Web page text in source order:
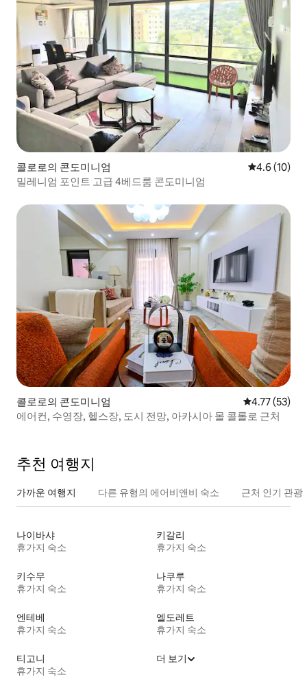
콜로로의 콘도미니엄 평점 4.6점(5
4.6 (10)
밀레니엄 포인트 고급 4베드룸 콘도미니엄
콜로로의 콘도미니엄 평점 4.77점
4.77 (53)
에어컨, 수영장, 헬스장, 도시 전망, 아카시아 몰 콜롤로 근처
추천 여행지
가까운 여행지 다른 유형의 에어비앤비 숙소 근처 인기 관광
나이바샤
휴가지 숙소
키갈리
휴가지 숙소
키수무
휴가지 숙소
나쿠루
휴가지 숙소
엔테베
휴가지 숙소
엘도레트
휴가지 숙소
티고니
휴가지 숙소
더 보기